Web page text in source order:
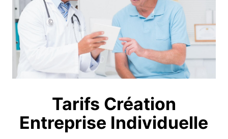
Tarifs Création
Entreprise Individuelle